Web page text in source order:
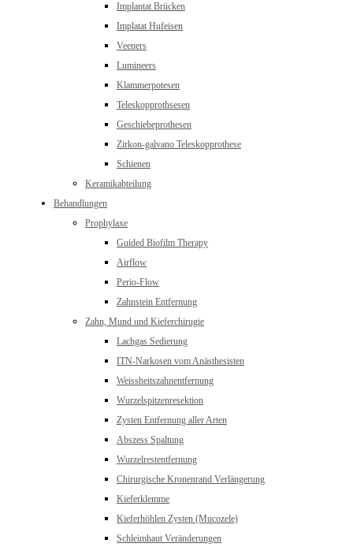
Implantat Brücken
Implatat Hufeisen
Veeners
Lumineers
Klammerpotesen
Teleskopprothsesen
Geschiebeprothesen
Zirkon-galvano Teleskopprothese
Schienen
Keramikabteilung
Behandlungen
Prophylaxe
Guided Biofilm Therapy
Airflow
Perio-Flow
Zahnstein Entfernung
Zahn, Mund und Kieferchirugie
Lachgas Sedierung
ITN-Narkosen vom Anästhesisten
Weissheitszahnentfernung
Wurzelspitzenresektion
Zysten Entfernung aller Arten
Abszess Spaltung
Wurzelrestentfernung
Chirurgische Kronenrand Verlängerung
Kieferklemme
Kieferhöhlen Zysten (Mucozele)
Schleimhaut Veränderungen